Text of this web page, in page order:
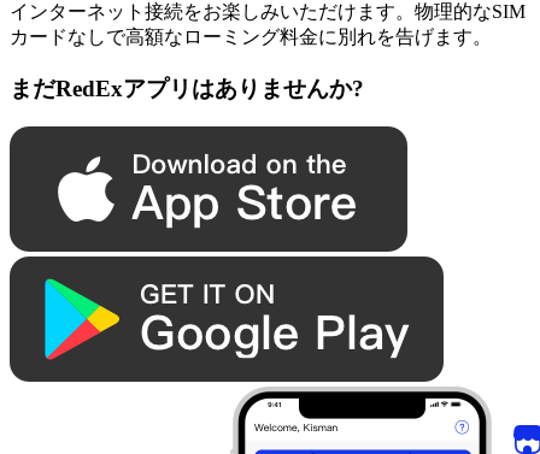
インターネット接続をお楽しみいただけます。物理的なSIM
カードなしで高額なローミング料金に別れを告げます。
まだRedExアプリはありませんか?